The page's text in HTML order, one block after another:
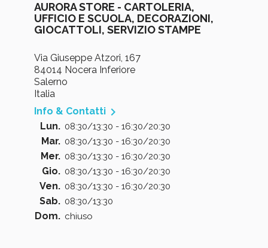
AURORA STORE - CARTOLERIA,
UFFICIO E SCUOLA, DECORAZIONI,
GIOCATTOLI, SERVIZIO STAMPE
Via Giuseppe Atzori, 167
84014 Nocera Inferiore
Salerno
Italia
Info & Contatti 
Lun. 08:30/13:30 - 16:30/20:30
Mar. 08:30/13:30 - 16:30/20:30
Mer. 08:30/13:30 - 16:30/20:30
Gio. 08:30/13:30 - 16:30/20:30
Ven. 08:30/13:30 - 16:30/20:30
Sab. 08:30/13:30
Dom. chiuso